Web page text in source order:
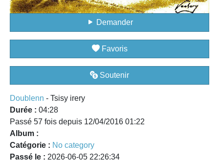
Demander
Favoris
Soutenir
Doublenn - Tsisy irery
Durée : 04:28
Passé 57 fois depuis 12/04/2016 01:22
Album :
Catégorie : No category
Passé le : 2026-06-05 22:26:34